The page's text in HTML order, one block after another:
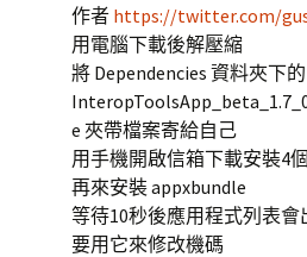
作者 https://twitter.com/
用電腦下載後解壓縮
將 Dependencies 資料夾下
e 夾帶檔案寄給自己
用手機開啟信箱下載安裝4
再來安裝 appxbundle
等待10秒後應用程式列表
要用它來修改機碼